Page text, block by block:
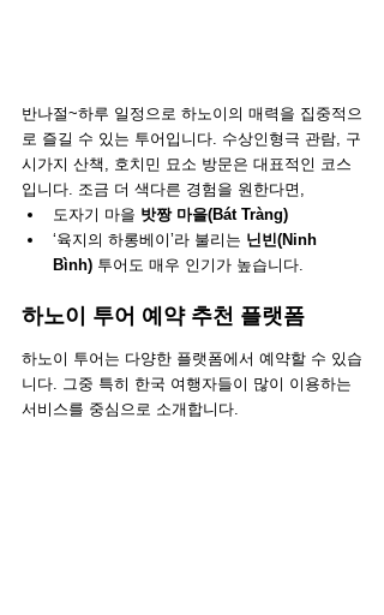
반나절~하루 일정으로 하노이의 매력을 집중적으
로 즐길 수 있는 투어입니다. 수상인형극 관람, 구
시가지 산책, 호치민 묘소 방문은 대표적인 코스
입니다. 조금 더 색다른 경험을 원한다면,
도자기 마을 밧짱 마을(Bát Tràng)
‘육지의 하롱베이’라 불리는 닌빈(Ninh
Bình) 투어도 매우 인기가 높습니다.
하노이 투어 예약 추천 플랫폼
하노이 투어는 다양한 플랫폼에서 예약할 수 있습
니다. 그중 특히 한국 여행자들이 많이 이용하는
서비스를 중심으로 소개합니다.